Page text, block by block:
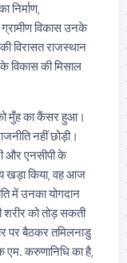
ग्रामीण विकास उनके
विरासत राजस्थान
विकास की मिसाल
को मुँह का कैंसर हुआ।
नहीं छोड़ी।
और एनसीपी के
खड़ा किया, वह आज
में उनका योगदान
शरीर को तोड़ सकती
पर बैठकर तमिलनाडु
एम. करुणानिधि का है,